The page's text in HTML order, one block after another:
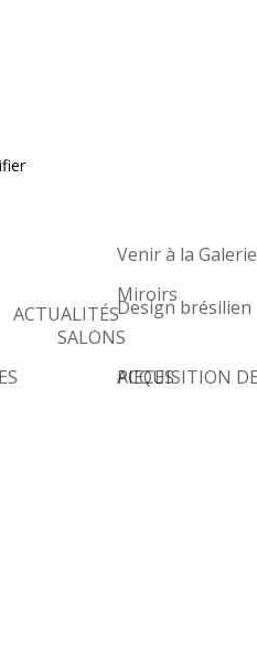
Venir à la Galerie
Miroirs
Design brésilien
ACTUALITÉS
SALONS
ACQUISITION DE PIECES